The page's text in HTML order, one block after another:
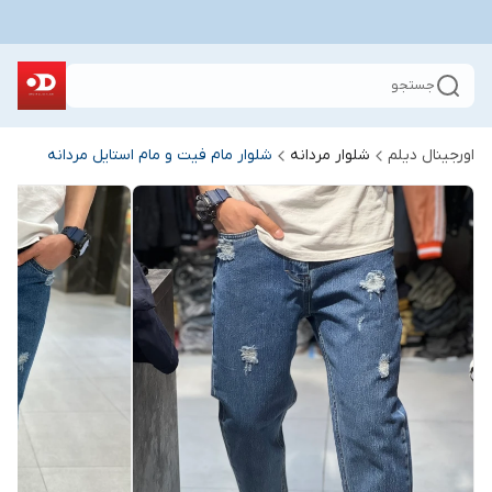
جستجو
اورجینال دیلم شلوار مردانه شلوار مام فیت و مام استایل مردانه